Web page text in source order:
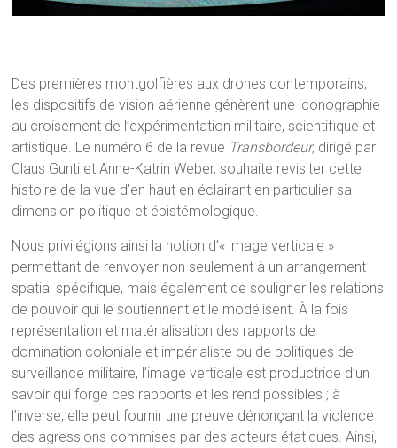
Des premières montgolfières aux drones contemporains,
les dispositifs de vision aérienne génèrent une iconographie
au croisement de l’expérimentation militaire, scientifique et
artistique. Le numéro 6 de la revue Transbordeur, dirigé par
Claus Gunti et Anne-Katrin Weber, souhaite revisiter cette
histoire de la vue d’en haut en éclairant en particulier sa
dimension politique et épistémologique.
Nous privilégions ainsi la notion d’« image verticale »
permettant de renvoyer non seulement à un arrangement
spatial spécifique, mais également de souligner les relations
de pouvoir qui le soutiennent et le modélisent. À la fois
représentation et matérialisation des rapports de
domination coloniale et impérialiste ou de politiques de
surveillance militaire, l’image verticale est productrice d’un
savoir qui forge ces rapports et les rend possibles ; à
l’inverse, elle peut fournir une preuve dénonçant la violence
des agressions commises par des acteurs étatiques. Ainsi,